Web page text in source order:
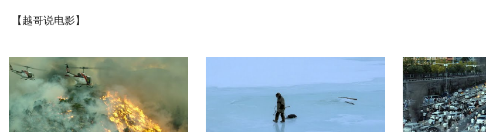
【越哥说电影】